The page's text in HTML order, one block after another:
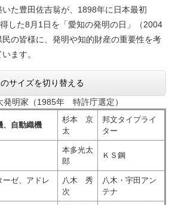
た豊田佐吉翁が、1898年に日本最初
した8月1日を「愛知の発明の日」（2004
の皆様に、発明や知的財産の重要性を考
ます。
サイズを切り替える
明家（1985年 特許庁選定）
、自動織機
杉本 京
太
邦文タイプライ
ター
本多光太
郎
ＫＳ鋼
ーゼ、アドレ
八木 秀
次
八木・宇田アン
テナ